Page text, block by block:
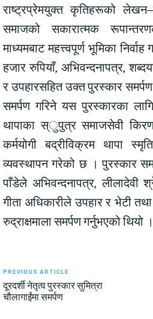
राष्ट्रप्रेमयुक्त कृतिहरूको
समाजको सकारात्मक
माध्यमबाट महत्त्वपूर्ण भूमिका
हजार रुपियाँ, अभिवन्दनापत्र,
र उपहारसहित उक्त पुरस्कार
समर्पण गरिने यस पुरस्कारका
थापाका स्ुपुत्र समाजसेवी किरण
कर्मयोगी बद्रीविक्रम थापा
व्यवस्थापन गरेको छ । पुरस्कार
पाँडेले अभिवन्दनापत्र, लीलादेवी
गीता अधिकारीले उपहार र भेटी
रुद्राक्षमाला समर्पण गर्नुभएको थियो ।
PREVIOUS ARTICLE
दूरदर्शी नेतृत्व पुरस्कार सुमित्रा
चौलागाईंमा समर्पण